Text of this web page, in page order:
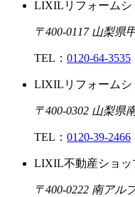
LIXILリフォーム
〒400-0117 山梨県
TEL： 0120-64-3535
LIXILリフォームシ
〒400-0302 山梨県
TEL： 0120-39-2466
LIXIL不動産ショッ
〒400-0222 南アル